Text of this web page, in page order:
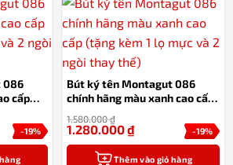
086
cấp
-19%
Bút ký tên Montagut 086
chính hãng màu xanh cao cấp
thay thế)
1.580.000₫
-19%
1.280.000₫
Thêm vào giỏ hàng